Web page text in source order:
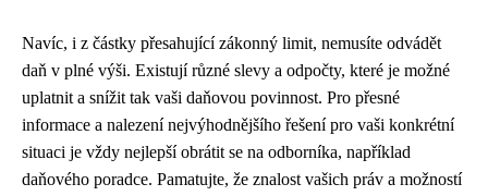
Navíc, i z částky přesahující zákonný limit, nemusíte odvádět
daň v plné výši. Existují různé slevy a odpočty, které je možné
uplatnit a snížit tak vaši daňovou povinnost. Pro přesné
informace a nalezení nejvýhodnějšího řešení pro vaši konkrétní
situaci je vždy nejlepší obrátit se na odborníka, například
daňového poradce. Pamatujte, že znalost vašich práv a možností